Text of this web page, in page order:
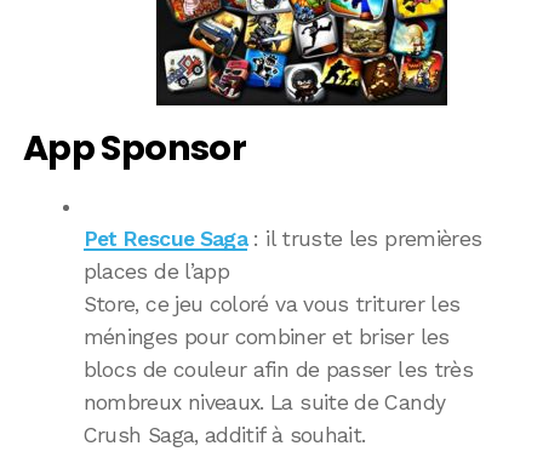
App Sponsor
Pet Rescue Saga: il truste les premières
places de l’app
Store, ce jeu coloré va vous triturer les
méninges pour combiner et briser les
blocs de couleur afin de passer les très
nombreux niveaux. La suite de Candy
Crush Saga, additif à souhait.